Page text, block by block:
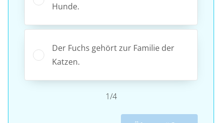
Hunde.
Der Fuchs gehört zur Familie der
Katzen.
1/4